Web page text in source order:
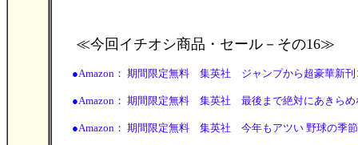
≪今回イチオシ商品・セール －その16≫
●Amazon： 期間限定無料 集英社 ジャンプから超豪華新刊
●Amazon： 期間限定無料 集英社 最後まで絶対にあきらめ
●Amazon： 期間限定無料 集英社 今年もアツい 野球の季